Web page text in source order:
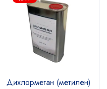
Дихлорметан (метилен)